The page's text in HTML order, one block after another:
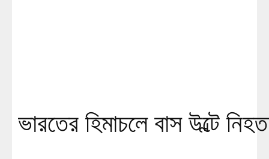
ভারতের হিমাচলে বাস উল্টে